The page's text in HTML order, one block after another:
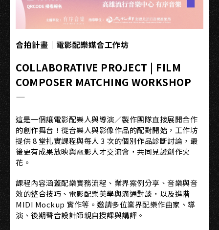
合拍計畫｜電影配樂媒合工作坊
COLLABORATIVE PROJECT | FILM
COMPOSER MATCHING WORKSHOP
—
這是一個讓電影配樂人與導演／製作團隊直接展開合作
的創作舞台！從音樂人與影像作品的配對開始，工作坊
提供 8 堂扎實課程與每人 3 次的個別作品診斷討論，最
後更有成果放映與電影人才交流會，共同見證創作火
花。
課程內容涵蓋配樂實務流程、業界案例分享、音樂與音
效的整合技巧、電影配樂美學與溝通對談，以及進階
MIDI Mockup 實作等。邀請多位業界配樂作曲家、導
演、後期聲音設計師親自授課與講評。